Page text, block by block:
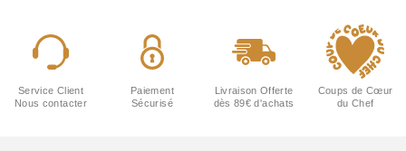
Service Client
Nous contacter
Paiement
Sécurisé
Livraison Offerte
dès 89€ d'achats
Coups de Cœur
du Chef